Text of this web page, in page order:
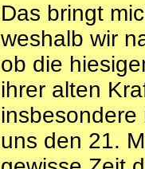
Das bringt
weshalb wir
ob die
ihrer alten
insbesondere
uns den 21.